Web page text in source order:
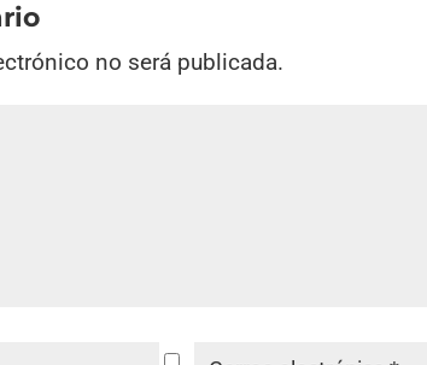
no será publicada.